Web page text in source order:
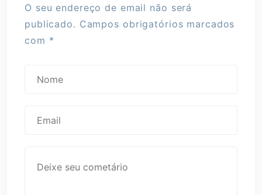
O seu endereço de email não será
publicado. Campos obrigatórios marcados
com *